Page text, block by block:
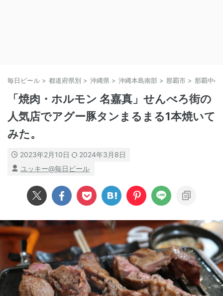
毎日ビール > 都道府県別 > 沖縄県 > 沖縄本島南部 > 那覇市 > 那覇中心
「焼肉・ホルモン 名嘉真」せんべろ街の
人気店でアグー豚タンまるまる1本焼いて
みた。
2023年2月10日
2024年3月8日
ユッキー@毎日ビール